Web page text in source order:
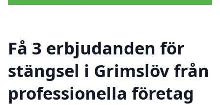
Få 3 erbjudanden för
stängsel i Grimslöv från
professionella företag